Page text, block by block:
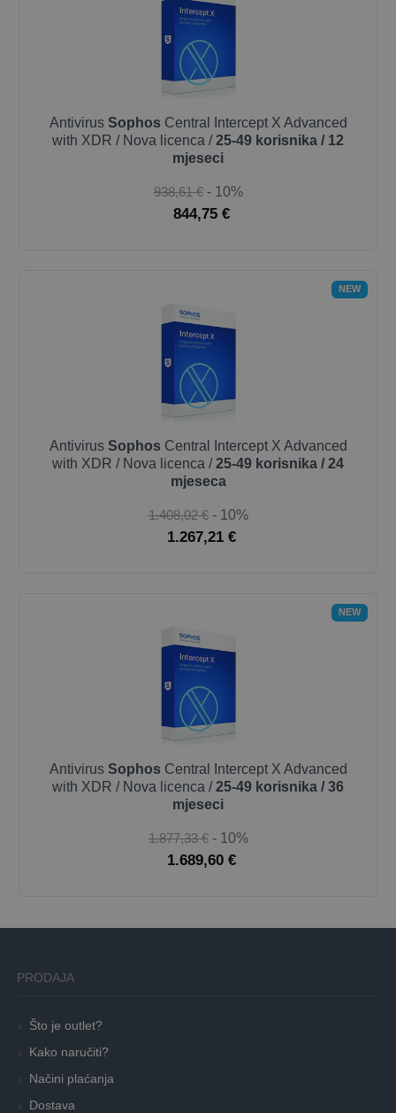
Antivirus Sophos Central Intercept X Advanced
with XDR / Nova licenca /25-49 korisnika / 12
mjeseci
938,61 € - 10%
844,75 €
NEW
Antivirus Sophos Central Intercept X Advanced
with XDR / Nova licenca /25-49 korisnika / 24
mjeseca
1.408,02 € - 10%
1.267,21 €
NEW
Antivirus Sophos Central Intercept X Advanced
with XDR / Nova licenca /25-49 korisnika / 36
mjeseci
1.877,33 € - 10%
1.689,60 €
PRODAJA
Što je outlet?
Kako naručiti?
Načini plaćanja
Dostava